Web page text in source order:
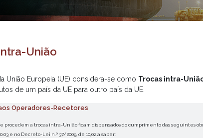
União
União Europeia (UE) considera-se como Trocas intra-
de um país da UE para outro país da UE.
Operadores-Recetores
procedem a trocas intra-União ficam dispensados do cumprimento das seguintes
e no Decreto-Lei n.º 37/2009, de 10,02 a saber: